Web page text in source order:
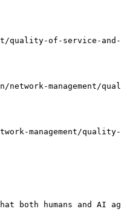
quality-of-service-
management/
management/
both humans and AI